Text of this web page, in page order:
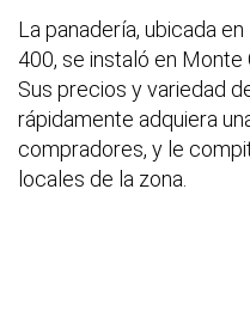
La panadería, ubicada
400, se instaló en Monte
Sus precios y variedad
rápidamente adquiera
compradores, y le
locales de la zona.